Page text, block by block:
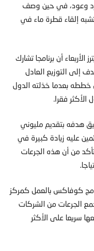
وعود، في حين وصف
إلقاء قطرة ماء في
أن برنامجا تشارك
إلى التوزيع العادل
النظر في خططه بعدما خذلته الدول
الأكثر فقرا.
هدفه بتقديم مليوني
عليه زيادة كبيرة في
ويريدون التأكد من أن هذه الجرعات
كوفاكس بالعمل كمركز
الجرعات من الشركات
سريعا على الأكثر